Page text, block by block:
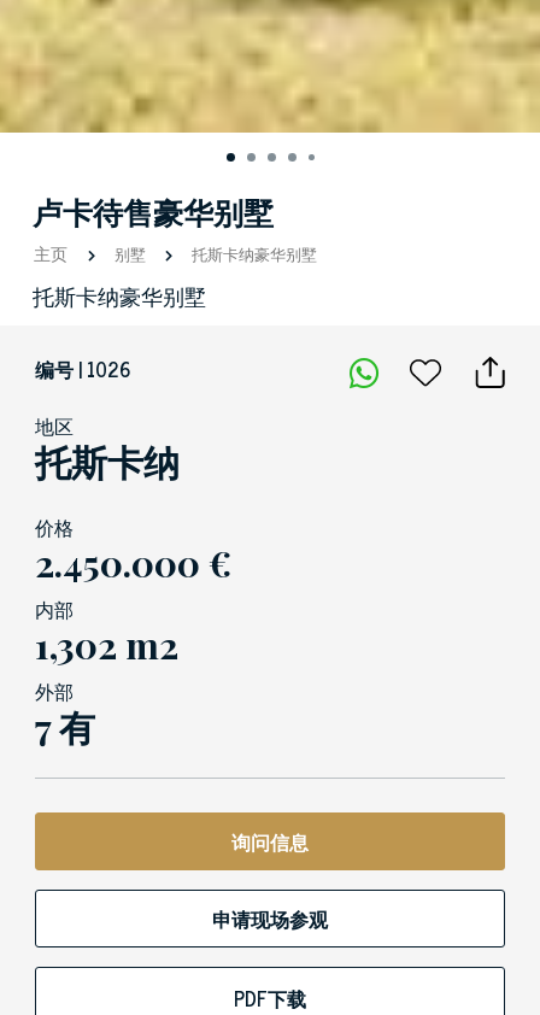
卢卡待售豪华别墅
主页 别墅 托斯卡纳豪华别墅
托斯卡纳豪华别墅
编号 | 1026
地区
托斯卡纳
价格
2.450.000 €
内部
1,302 m2
外部
7 有
询问信息
申请现场参观
PDF下载